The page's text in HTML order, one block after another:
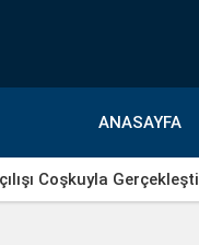
ANASAYFA
Coşkuyla Gerçekleşti